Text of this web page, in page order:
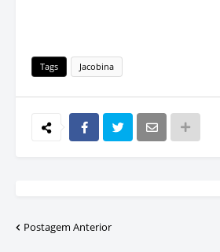
Tags Jacobina
Postagem Anterior